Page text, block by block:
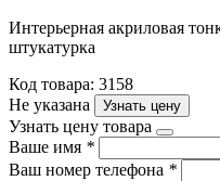
Интерьерная акриловая
штукатурка
Код товара: 3158
Не указана
Узнать цену
Узнать цену товара
Ваше имя *
Ваш номер телефона *